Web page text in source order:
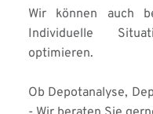
Wir können auch
Individuelle
optimieren.
Ob Depotanalyse,